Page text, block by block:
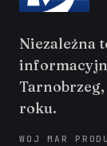
Niezależna
roku.
WOJ MAR